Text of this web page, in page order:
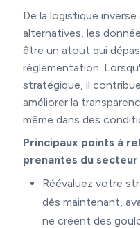
De la logistique
alternatives, les
être un atout qui
réglementation.
stratégique, il
améliorer la
même dans des
Principaux points à
prenantes du
Réévaluez votre
dès maintenant,
ne créent des